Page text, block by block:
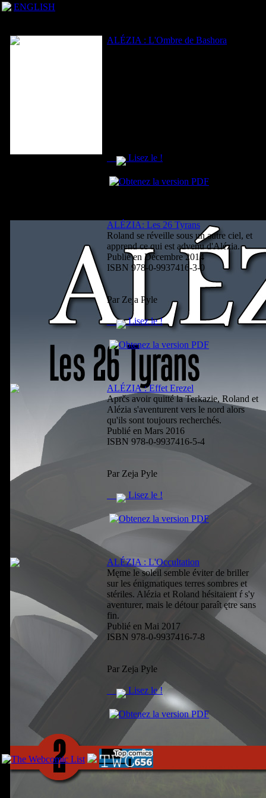
ENGLISH
ALÉZIA : L'Ombre de Bashora
Lisez le !
ALÉZIA: Les 26 Tyrans
Roland se réveille sous un autre ciel, et
apprend ce qui est advenu d'Alézia.
Publié en Décembre 2014
ISBN 978-0-9937416-3-0
Par Zeja Pyle
Lisez le !
ALÉZIA : Effet Erezel
Aprčs avoir quitté la Terkazie, Roland et
Alézia s'aventurent vers le nord alors
qu'ils sont toujours recherchés.
Publié en Mars 2016
ISBN 978-0-9937416-5-4
Par Zeja Pyle
Lisez le !
ALÉZIA : L'Occultation
Męme le soleil semble éviter de briller
sur les énigmatiques terres sombres et
stériles. Alézia et Roland hésitaient ŕ s'y
aventurer, mais le détour paraît ętre sans
fin.
Publié en Mai 2017
ISBN 978-0-9937416-7-8
Par Zeja Pyle
Lisez le !